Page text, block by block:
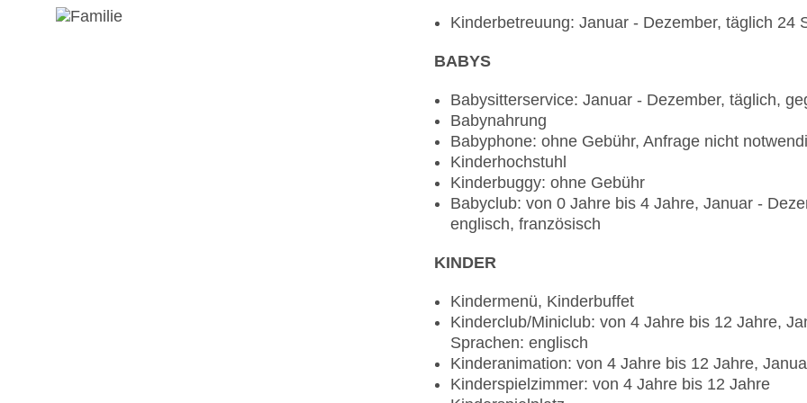
saisonale Gerichte: gegen Gebühr, bei All
nicht notwendig, vegane Gerichte: ohne Gebühr,
notwendig, gegen Gebühr, bei All Inclusive
10:30 Uhr, 13:00 Uhr - 15:00 Uhr und 19:30 Uhr -
Kinderhochstuhl, angemessene Kleidung
Spezialitätenrestaurant „Kanusan“: Küche:
Sushi, Kindermenü: gegen Gebühr, Anfrage &
Showcooking, Anfrage & Reservierung
pro Woche 19:30 Uhr - 22:00 Uhr, am Strand,
gegen Gebühr, Anfrage notwendig,
Gebühr, Anfrage notwendig, Kindermenü: gegen
notwendig, lactosefreie Gerichte: gegen Gebühr,
notwendig, leichte Gerichte: gegen Gebühr,
Gerichte: gegen Gebühr, Anfrage &
Gebühr, Anfrage notwendig, Reservierung nicht
Anfrage notwendig, Reservierung nicht
Kinderbetreuung: Januar - Dezember, täglich 24
BABYS
Babysitterservice: Januar - Dezember, täglich,
Babynahrung
Babyphone: ohne Gebühr, Anfrage nicht
Kinderhochstuhl
Kinderbuggy: ohne Gebühr
Babyclub: von 0 Jahre bis 4 Jahre, Januar -
englisch, französisch
KINDER
Kindermenü, Kinderbuffet
Kinderclub/Miniclub: von 4 Jahre bis 12 Jahre,
Sprachen: englisch
Kinderanimation: von 4 Jahre bis 12 Jahre,
Kinderspielzimmer: von 4 Jahre bis 12 Jahre